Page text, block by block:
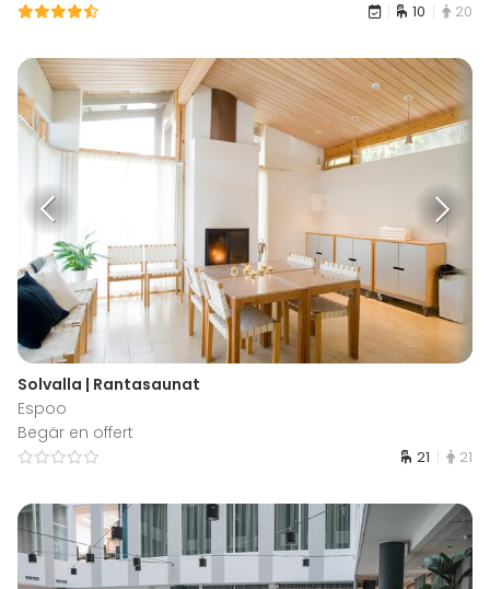
10 20
Solvalla | Rantasaunat
Espoo
Begär en offert
21 21